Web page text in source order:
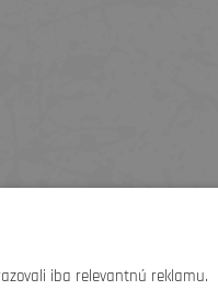
iba relevantnú reklamu.